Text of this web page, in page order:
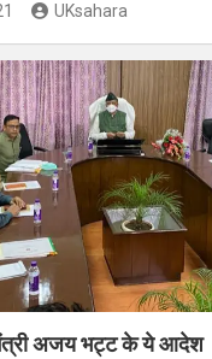
UKsahara
मंत्री अजय भट्ट के ये आदेश